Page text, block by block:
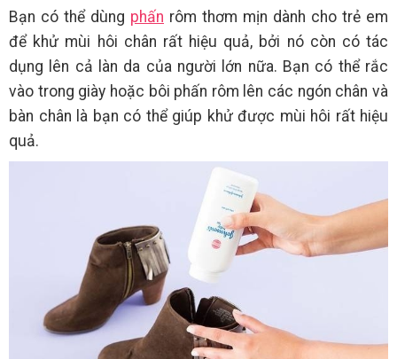
Bạn có thể dùng phấn rôm thơm mịn dành cho trẻ em
để khử mùi hôi chân rất hiệu quả, bởi nó còn có tác
dụng lên cả làn da của người lớn nữa. Bạn có thể rắc
vào trong giày hoặc bôi phấn rôm lên các ngón chân và
bàn chân là bạn có thể giúp khử được mùi hôi rất hiệu
quả.